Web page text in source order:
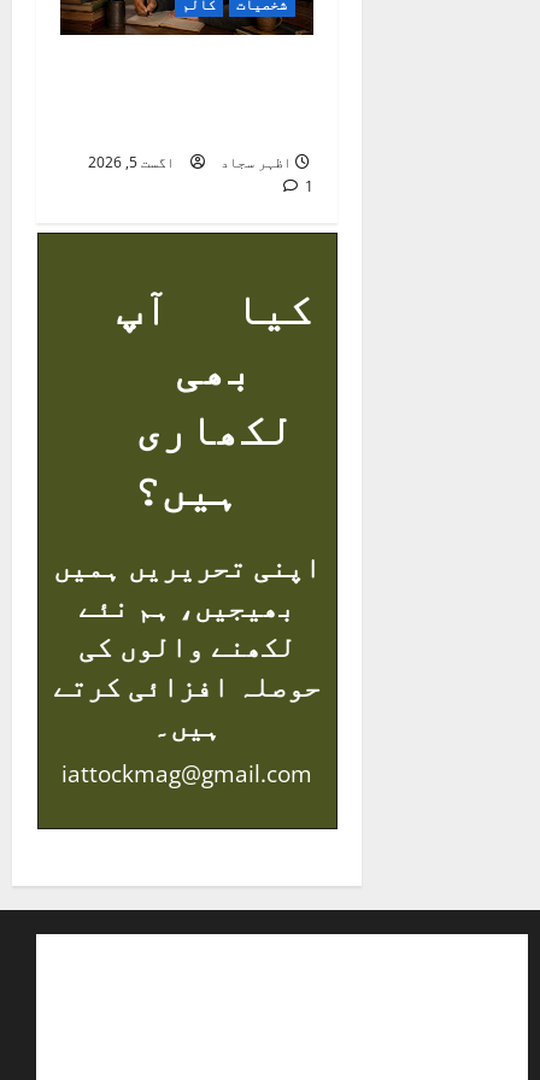
اظہر سجاد
اگست 5, 2026
1
کیا آپ
بھی
لکھاری
ہیں؟
اپنی تحریریں ہمیں
بھیجیں، ہم نئے
لکھنے والوں کی
حوصلہ افزائی کرتے
ہیں۔
iattockmag@gmail.com